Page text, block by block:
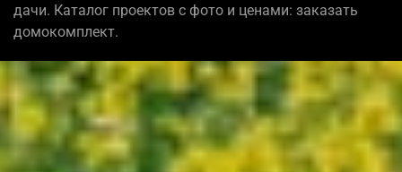
дачи. Каталог проектов с фото и ценами: заказать
домокомплект.